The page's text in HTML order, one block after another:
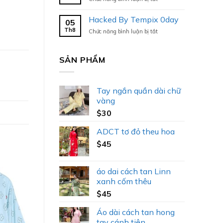
Tempix
0day
05
Th8
Hacked By Tempix 0day
Chức năng bình luận bị tắtở
SẢN PHẨM
Tay ngắn quần dài chữ
vàng
$30
ADCT tơ đỏ theu hoa
$45
áo dai cách tan Linn
xanh cốm thêu
$45
Áo dài cách tan hong